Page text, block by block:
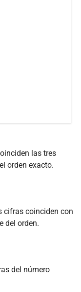
las tres
orden exacto.
cifras coinciden con
del orden.
del número